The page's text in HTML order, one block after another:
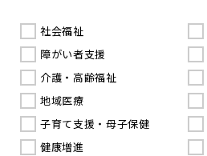
社会福祉
障がい者支援
介護・高齢福祉
地域医療
子育て支援・母子保健
健康増進